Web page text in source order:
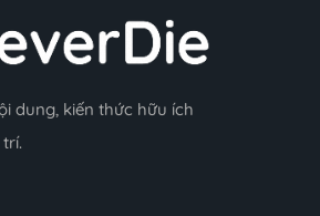
dung, kiến thức hữu ích